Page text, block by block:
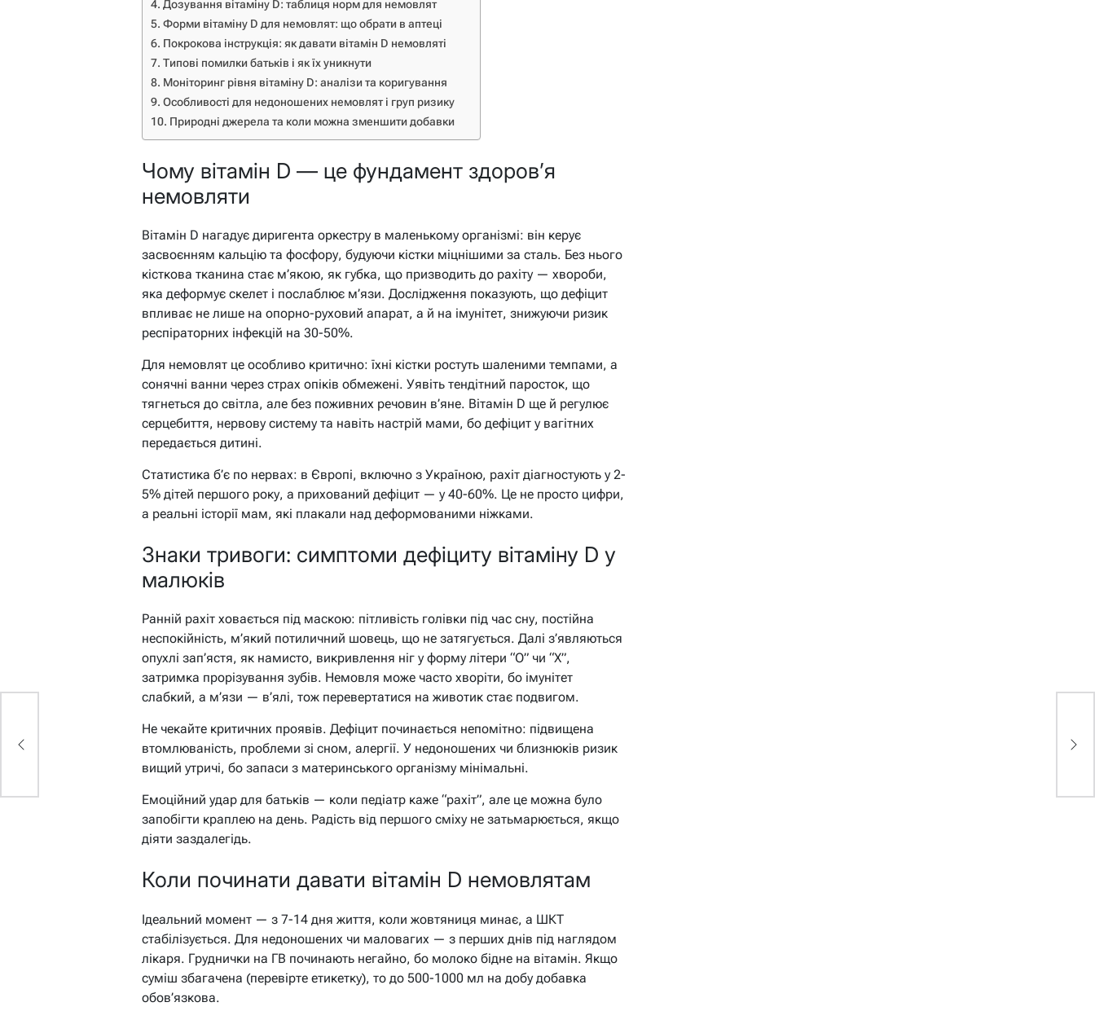
Дозування вітаміну D: таблиця норм для немовлят
Форми вітаміну D для немовлят: що обрати в аптеці
Покрокова інструкція: як давати вітамін D немовляті
Типові помилки батьків і як їх уникнути
Моніторинг рівня вітаміну D: аналізи та коригування
Особливості для недоношених немовлят і груп ризику
Природні джерела та коли можна зменшити добавки
Чому вітамін D — це фундамент здоров’я
немовляти
Вітамін D нагадує диригента оркестру в маленькому організмі: він керує
засвоєнням кальцію та фосфору, будуючи кістки міцнішими за сталь. Без нього
кісткова тканина стає м’якою, як губка, що призводить до рахіту — хвороби,
яка деформує скелет і послаблює м’язи. Дослідження показують, що дефіцит
впливає не лише на опорно-руховий апарат, а й на імунітет, знижуючи ризик
респіраторних інфекцій на 30-50%.
Для немовлят це особливо критично: їхні кістки ростуть шаленими темпами, а
сонячні ванни через страх опіків обмежені. Уявіть тендітний паросток, що
тягнеться до світла, але без поживних речовин в’яне. Вітамін D ще й регулює
серцебиття, нервову систему та навіть настрій мами, бо дефіцит у вагітних
передається дитині.
Статистика б’є по нервах: в Європі, включно з Україною, рахіт діагностують у 2-
5% дітей першого року, а прихований дефіцит — у 40-60%. Це не просто цифри,
а реальні історії мам, які плакали над деформованими ніжками.
Знаки тривоги: симптоми дефіциту вітаміну D у
малюків
Ранній рахіт ховається під маскою: пітливість голівки під час сну, постійна
неспокійність, м’який потиличний шовець, що не затягується. Далі з’являються
опухлі зап’ястя, як намисто, викривлення ніг у форму літери “О” чи “Х”,
затримка прорізування зубів. Немовля може часто хворіти, бо імунітет
слабкий, а м’язи — в’ялі, тож перевертатися на животик стає подвигом.
Не чекайте критичних проявів. Дефіцит починається непомітно: підвищена
втомлюваність, проблеми зі сном, алергії. У недоношених чи близнюків ризик
вищий утричі, бо запаси з материнського організму мінімальні.
Емоційний удар для батьків — коли педіатр каже “рахіт”, але це можна було
запобігти краплею на день. Радість від першого сміху не затьмарюється, якщо
діяти заздалегідь.
Коли починати давати вітамін D немовлятам
Ідеальний момент — з 7-14 дня життя, коли жовтяниця минає, а ШКТ
стабілізується. Для недоношених чи маловагих — з перших днів під наглядом
лікаря. Груднички на ГВ починають негайно, бо молоко бідне на вітамін. Якщо
суміш збагачена (перевірте етикетку), то до 500-1000 мл на добу добавка
обов’язкова.